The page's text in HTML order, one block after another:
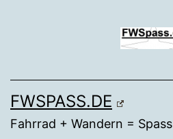
FWSPASS.DE
Fahrrad + Wandern = Spass